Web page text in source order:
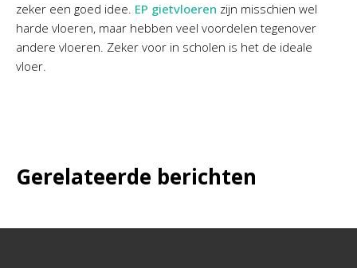
zeker een goed idee. EP gietvloeren zijn misschien wel
harde vloeren, maar hebben veel voordelen tegenover
andere vloeren. Zeker voor in scholen is het de ideale
vloer.
Gerelateerde berichten